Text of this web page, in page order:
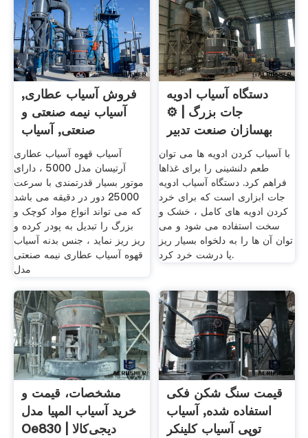
فروش آسیاب عطاری,
آسیاب نیمه صنعتی و
صنعتی, آسیاب
آسیاب قهوه آسیاب عطاری
آرتیسان مدل 5000 ، دارای
موتور بسیار قدرتمندی با سرعت
25000 دور در دقیقه می باشد
که می تواند انواع مواد کوچک و
بزرگ را تبدیل به پودر کرده و
ریز ریز نماید ، جنس بدنه آسیاب
قهوه آسیاب عطاری نیمه صنعتی
مدل
دستگاه آسیاب ادویه
جات بزرگ | ⚙️
بهسازان صنعت تدبیر
با آسیاب کردن ادویه ها می توان
طعم دلنشینی را برای غذاها
فراهم کرد. دستگاه آسیاب ادویه
جات ابزاری است که برای خرد
کردن ادویه های کامل ، خشک و
سخت استفاده می شود و می
توان آن ها را به دلخواه بسیار ریز
یا درشت خرد کرد.
مشخصات، قیمت و
خرید آسیاب المپیا مدل
Oe830 | دیجی‌کالا
قیمت سنگ شکن فکی
استفاده شده, آسیاب
توپی آسیاب کلینکر